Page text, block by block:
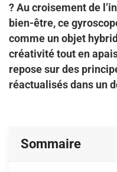
?Au croisement de
bien-être, ce
comme un objet
créativité tout en
repose sur des
réactualisés dans un
Sommaire